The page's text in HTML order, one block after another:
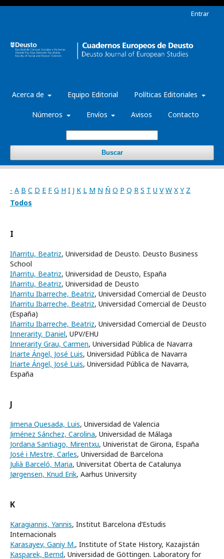
Acerca de Equipo Editorial Políticas Editoriales
Números Envíos Avisos Contacto
Buscar
Entrar
- A B C D E F G H I J K L M N Ñ O P Q R S T U V W X Y Z
Todos
I
Iñarritu, Beatriz, Universidad de Deusto. Deusto Business
School
Iñarritu, Beatriz, Universidad de Deusto, España
Iñarritu, Beatriz, Universidad de Deusto
Iñarritu Ibarreche, Beatriz, Universidad Comercial de Deusto
Iñarritu Ibarreche, Beatriz, Universidad Comercial de Deusto
(España)
Iñarritu Ibarreche, Beatriz, Universidad Comercial de Deusto
Innerarity, Daniel, UPV/EHU
Innerarity Grau, Carmen, Universidad Pública de Navarra
Iriarte Ángel, José Luis, Universidad Pública de Navarra
Iriarte Ángel, José Luis, Universidad Pública de Navarra,
España
J
Jimena Quesada, Luis, Universidad de Valencia
Jiménez Sánchez, Carolina, Universidad de Málaga
Jordana Santiago, Mirentxu, Univeristat de Girona, España
José i Mestre, Carles, Universidad de Barcelona
Julià Barceló, Maria, Universitat Oberta de Catalunya
Jørgensen, Knud Erik, Aarhus University
K
Karagiannis, Yannis, Institut Barcelona d’Estudis
Internacionals
Karasayev, Ganiy M., Institute of State History, Kazajistán
Kasparek, Bernd, Universidad de Göttingen. Laboratory for